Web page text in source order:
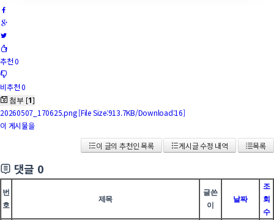
추천 0
비추천 0
첨부 [1]
20260507_170625.png[File Size:913.7KB/Download:16]
이 게시물을
이 글의 추천인 목록
게시글 수정 내역 목록
댓글 0
번
호
제목
글쓴
이
날짜
조
회
수